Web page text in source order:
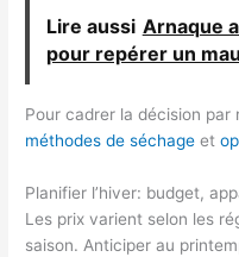
Lire aussi Arnaque
pour repérer un
Pour cadrer la décision par
méthodes de séchage et
Planifier l’hiver: budget,
Les prix varient selon les
saison. Anticiper au